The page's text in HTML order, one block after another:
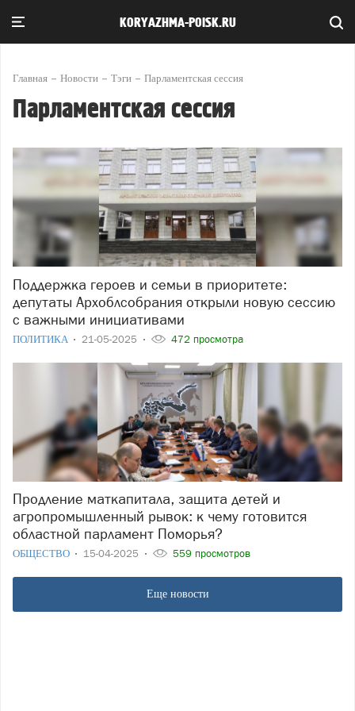
KORYAZHMA-POISK.RU
Главная Новости Тэги Парламентская сессия
Парламентская сессия
Поддержка героев и семьи в приоритете:
депутаты Архоблсобрания открыли новую сессию
с важными инициативами
ПОЛИТИКА 21-05-2025 472 просмотра
Продление маткапитала, защита детей и
агропромышленный рывок: к чему готовится
областной парламент Поморья?
ОБЩЕСТВО 15-04-2025 559 просмотров
Еще новости